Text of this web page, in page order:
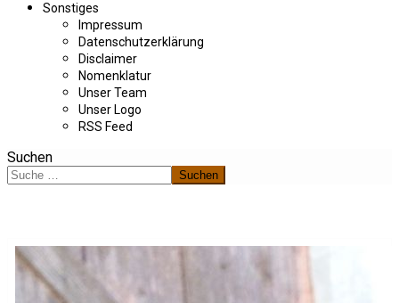
Sonstiges
Impressum
Datenschutzerklärung
Disclaimer
Nomenklatur
Unser Team
Unser Logo
RSS Feed
Suchen
Suchen